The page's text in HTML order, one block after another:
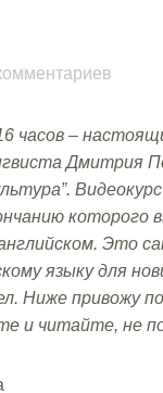
часов –
Дмитрия
которого
Это
языку для
Ниже привожу
и читайте, не